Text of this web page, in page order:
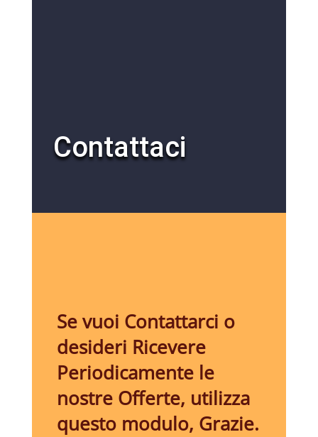
Contattaci
Se vuoi Contattarci o
desideri Ricevere
Periodicamente le
nostre Offerte, utilizza
questo modulo, Grazie.